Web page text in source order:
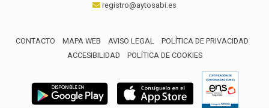
registro@aytosabi.es
CONTACTO MAPA WEB AVISO LEGAL
POLÍTICA DE PRIVACIDAD
ACCESIBILIDAD
POLÍTICA DE COOKIES